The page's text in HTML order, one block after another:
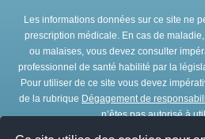
Les informations données sur ce site ne
prescription médicale. En cas de
ou malaises, vous devez consulter
professionnel de santé habilité par la
Pour utiliser de ce site vous devez
de la rubrique Dégagement de
n’êtes pas autorisé à